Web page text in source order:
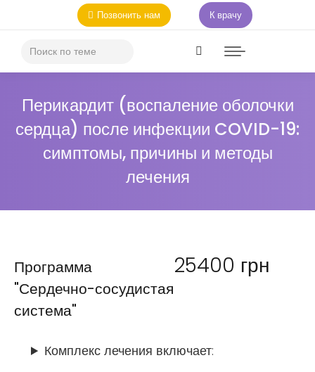
Позвонить нам К врачу
Перикардит (воспаление оболочки
сердца) после инфекции COVID-19:
симптомы, причины и методы
лечения
Программа
"Сердечно-сосудистая
система"
25400 грн
Комплекс лечения включает: